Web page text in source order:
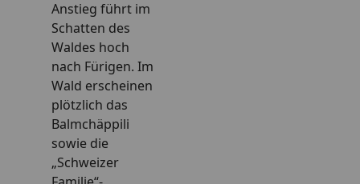
Vor Ort
Alle Themen
Tourist Information
Audio-App
Stadtplan
Nützliche Infos
Alle Themen
Gästekarte Luzern
Nachhaltigkeit
Anstieg führt im
Schatten des
Waldes hoch
nach Fürigen. Im
Wald erscheinen
plötzlich das
Balmchäppili
sowie die
„Schweizer